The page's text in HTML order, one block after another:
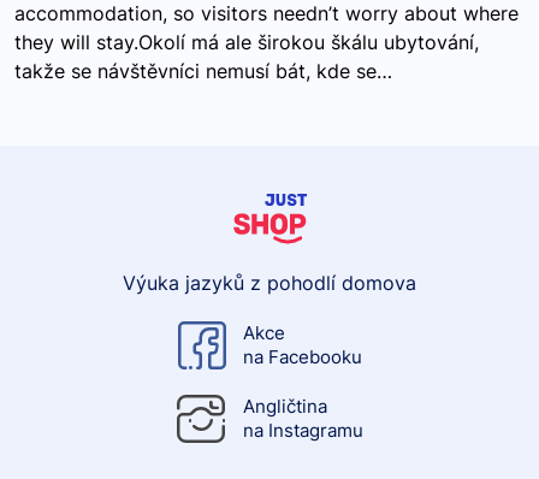
accommodation, so visitors needn’t worry about where
they will stay.Okolí má ale širokou škálu ubytování,
takže se návštěvníci nemusí bát, kde se…
Výuka jazyků z pohodlí domova
Akce
na Facebooku
Angličtina
na Instagramu